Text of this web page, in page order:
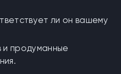
ли он вашему
и продуманные